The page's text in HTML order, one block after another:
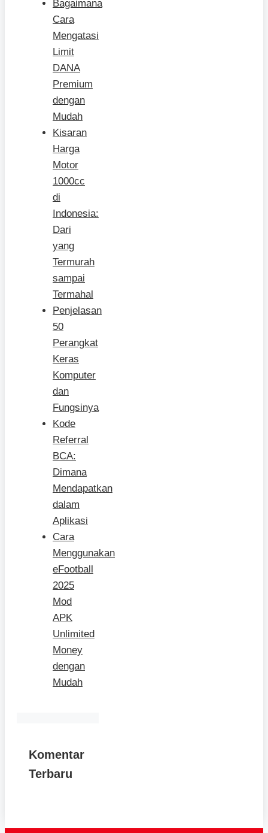
Bagaimana
Cara
Mengatasi
Limit
DANA
Premium
dengan
Mudah
Kisaran
Harga
Motor
1000cc
di
Indonesia:
Dari
yang
Termurah
sampai
Termahal
Penjelasan
50
Perangkat
Keras
Komputer
dan
Fungsinya
Kode
Referral
BCA:
Dimana
Mendapatkan
dalam
Aplikasi
Cara
Menggunakan
eFootball
2025
Mod
APK
Unlimited
Money
dengan
Mudah
Komentar
Terbaru